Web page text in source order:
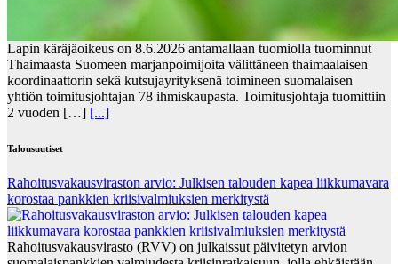
Lapin käräjäoikeus on 8.6.2026 antamallaan tuomiolla tuominnut
Thaimaasta Suomeen marjanpoimijoita välittäneen thaimaalaisen
koordinaattorin sekä kutsujayrityksenä toimineen suomalaisen
yhtiön toimitusjohtajan 78 ihmiskaupasta. Toimitusjohtaja tuomittiin
2 vuoden […] [...]
Talousuutiset
Rahoitusvakausviraston arvio: Julkisen talouden kapea liikkumavara
korostaa pankkien kriisivalmiuksien merkitystä
Rahoitusvakausvirasto (RVV) on julkaissut päivitetyn arvion